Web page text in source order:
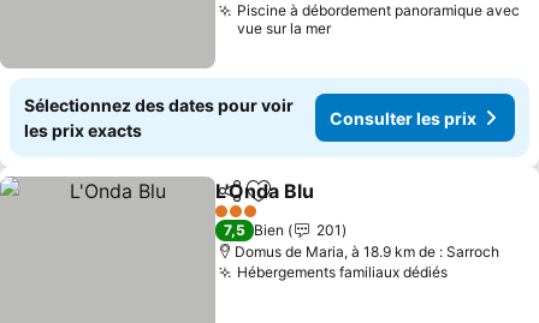
Piscine à débordement panoramique avec
vue sur la mer
Sélectionnez des dates pour voir
les prix exacts
Consulter les prix
PartagerAjouter à mes favoris
L'Onda Blu
3 Étoiles
7,5 Bien
201
Domus de Maria, à 18.9 km de : Sarroch
Hébergements familiaux dédiés